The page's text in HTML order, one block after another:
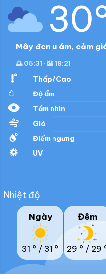
Mây đen u ám, cảm
🌅 05:31 · 🌇 18:21
Thấp/Cao
Độ ẩm
Tầm nhìn
Gió
Điểm ngưng
UV
Nhiệt độ
Ngày
31 ° / 31 °
Đêm
29 ° / 29